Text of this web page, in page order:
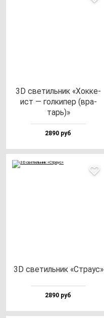
3D све­тиль­ник «Хок­ке­
ист — гол­ки­пер (вра­
тарь)»
2890 руб
3D све­тиль­ник «Стра­ус»
2890 руб